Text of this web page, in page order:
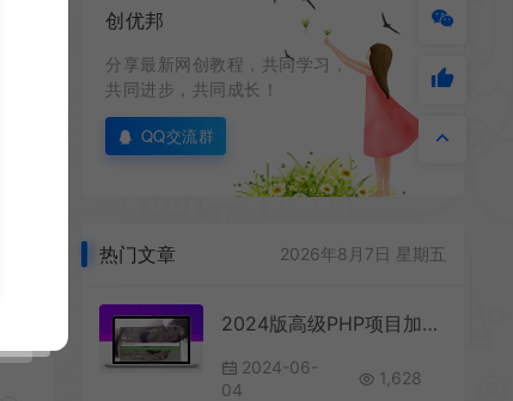
创优邦
分享最新网创教程，共同学习，
共同进步，共同成长！
QQ交流群
热门文章 2026年8月7日 星期五
2024版高级PHP项目加密工具 全开源 无需插件 智能加密压缩包内的PHP文件
2024-06-
04
1,628